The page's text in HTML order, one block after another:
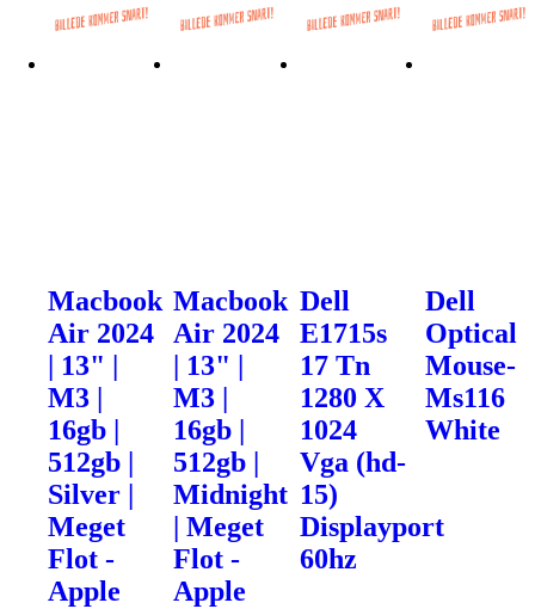
Macbook
Air 2024
| 13" |
M3 |
16gb |
512gb |
Silver |
Meget
Flot -
Apple
Macbook
Air 2024
| 13" |
M3 |
16gb |
512gb |
Midnight
| Meget
Flot -
Apple
Dell
E1715s
17 Tn
1280 X
1024
Vga (hd-
15)
Displayport
60hz
Dell
Optical
Mouse-
Ms116
White